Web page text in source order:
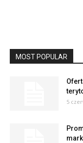
MOST POPULAR
5